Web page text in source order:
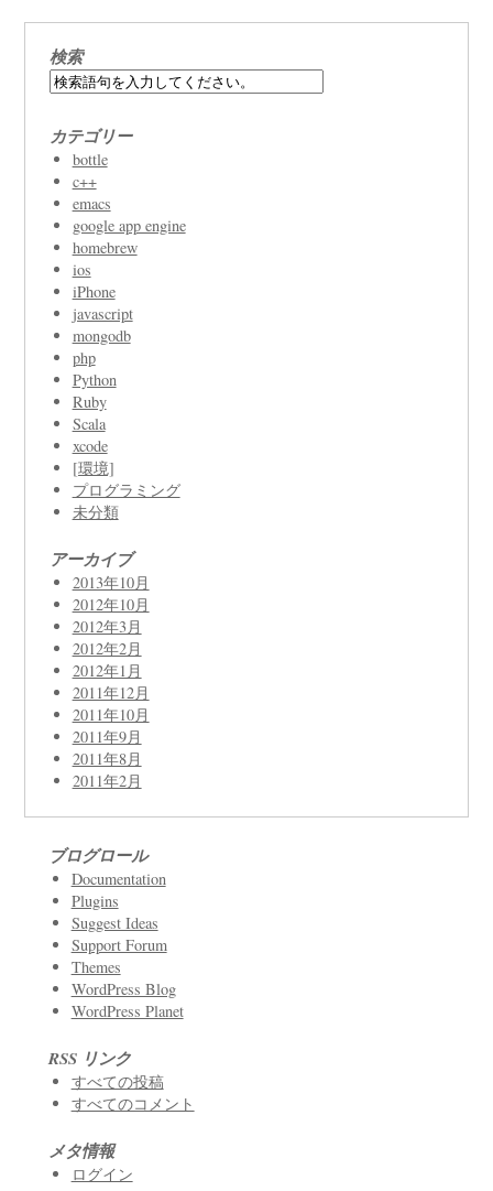
検索
カテゴリー
bottle
c++
emacs
google app engine
homebrew
ios
iPhone
javascript
mongodb
php
Python
Ruby
Scala
xcode
[環境]
プログラミング
未分類
アーカイブ
2013年10月
2012年10月
2012年3月
2012年2月
2012年1月
2011年12月
2011年10月
2011年9月
2011年8月
2011年2月
ブログロール
Documentation
Plugins
Suggest Ideas
Support Forum
Themes
WordPress Blog
WordPress Planet
RSS リンク
すべての投稿
すべてのコメント
メタ情報
ログイン